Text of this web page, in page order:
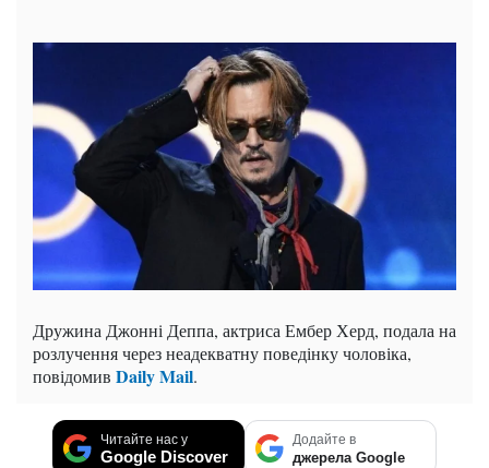
Дружина Джонні Деппа, актриса Ембер Херд, подала на
розлучення через неадекватну поведінку чоловіка,
повідомив Daily Mail.
Читайте нас у
Google Discover
Додайте в
джерела Google